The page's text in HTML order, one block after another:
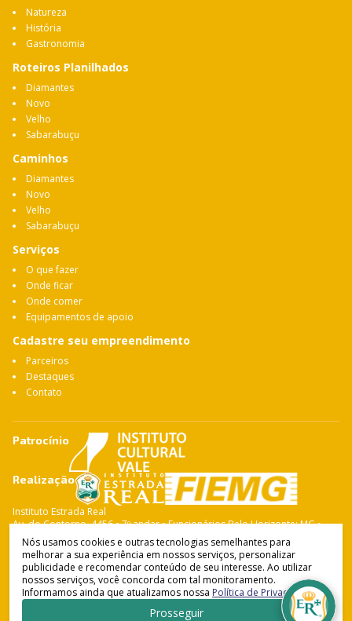
Natureza
História
Gastronomia
Roteiros Planilhados
Diamantes
Novo
Velho
Sabarabuçu
Caminhos
Diamantes
Novo
Velho
Sabarabuçu
Serviços
O que fazer
Onde ficar
Onde comer
Equipamentos de apoio
Cadastre seu empreendimento
Parceiros
Destaques
Contato
Patrocínio
Realização
Instituto Estrada Real
Av. do Contorno, 4456 • 7º andar • Funcionários Belo Horizonte: MG •
CEP: 30.110-028 Fone: 31 3263-4765
Instituto Estrada Real© Copyright 2021-2026
Política de Privacidade•Termos de Uso
Desenvolvido por
Nós usamos cookies e outras tecnologias semelhantes para
melhorar a sua experiência em nossos serviços, personalizar
publicidade e recomendar conteúdo de seu interesse. Ao utilizar
nossos serviços, você concorda com tal monitoramento.
Informamos ainda que atualizamos nossa Política de Privacidade.
Prosseguir